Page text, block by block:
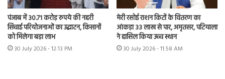
पंजाब में 30.71 करोड़ रुपये की नहरी
सिंचाई परियोजनाओं का उद्घाटन, किसानों
को मिलेगा बड़ा लाभ
30 July 2026 - 12:13 PM
मेरी रसोई राशन किटों के वितरण का
आंकड़ा 33 लाख से पार, अमृतसर, पटियाला
ने हासिल किया उच्च स्थान
30 July 2026 - 11:58 AM